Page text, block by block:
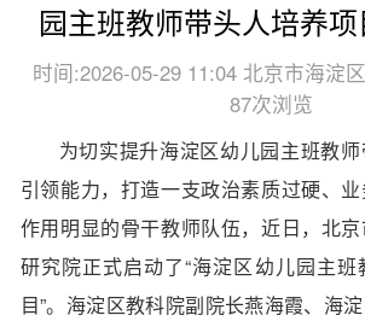
园主班教师带头人培养
时间:2026-05-29 11:04 北京市海淀
87次浏览
为切实提升海淀区幼儿园主班教
引领能力，打造一支政治素质过硬、
作用明显的骨干教师队伍，近日，北
研究院正式启动了“海淀区幼儿园主
目”。海淀区教科院副院长燕海霞、海